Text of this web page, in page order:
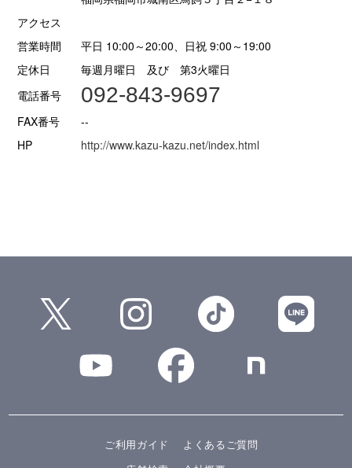
アクセス
営業時間
平日 10:00～20:00、日祝 9:00～19:00
定休日
毎週月曜日 及び 第3火曜日
電話番号
092-843-9697
FAX番号
--
HP
http://www.kazu-kazu.net/index.html
ご利用ガイド
よくあるご質問